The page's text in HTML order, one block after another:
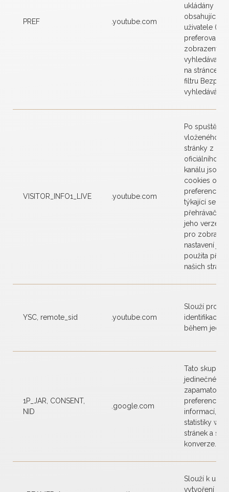
PREF .youtube.com
ukládány
obsahující
uživatele
preferovaný
zobrazených
na stránce,
filtru
vyhledávání
VISITOR_INFO1_LIVE .youtube.com
Po spuštění
vloženého
stránky z
oficiálního
kanálu jsou
cookies
preference
týkající se
přehrávače
jeho verze,
pro
nastavení
použita při
našich
YSC, remote_sid .youtube.com
Slouží pro
identifikaci
během jedné
1P_JAR, CONSENT,
NID
.google.com
Tato skupina
jedinečné ID
preferencí a
informací,
statistiky
stránek a
konverze.
Slouží k
vytvoření